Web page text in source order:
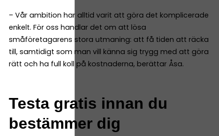
– Vår ambition har alltid varit att göra det komplicerade
enkelt. För oss handlar det om att lösa
småföretagarens stora utmaning: att få tiden att räcka
till, samtidigt som man vill känna sig trygg med att göra
rätt och ha full koll på kostnaderna, berättar Åsa.
Testa gratis innan du
bestämmer dig